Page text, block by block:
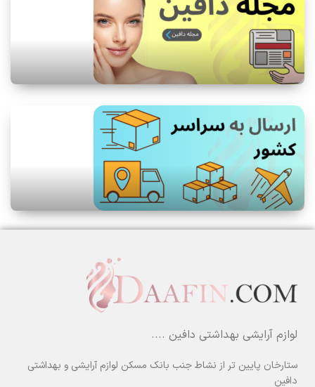
لوازم آرایشی بهداشتی دافین ....
ستارخان پایین تر از نشاط جنب بانک مسکن لوازم آرایشی و بهداشتی
دافین